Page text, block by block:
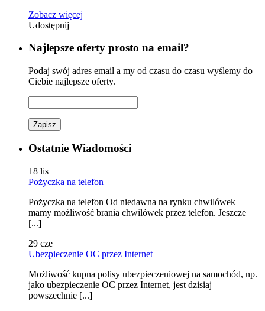
Zobacz więcej
Udostępnij
Najlepsze oferty prosto na email?
Podaj swój adres email a my od czasu do czasu wyślemy do
Ciebie najlepsze oferty.
Zapisz
Ostatnie Wiadomości
18 lis
Pożyczka na telefon
Pożyczka na telefon Od niedawna na rynku chwilówek
mamy możliwość brania chwilówek przez telefon. Jeszcze
[...]
29 cze
Ubezpieczenie OC przez Internet
Możliwość kupna polisy ubezpieczeniowej na samochód, np.
jako ubezpieczenie OC przez Internet, jest dzisiaj
powszechnie [...]